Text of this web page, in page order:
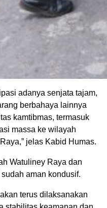
adanya senjata tajam,
berbahaya lainnya
kamtibmas, termasuk
massa ke wilayah
jelas Kabid Humas.
Watuliney Raya dan
aman kondusif.
terus dilaksanakan